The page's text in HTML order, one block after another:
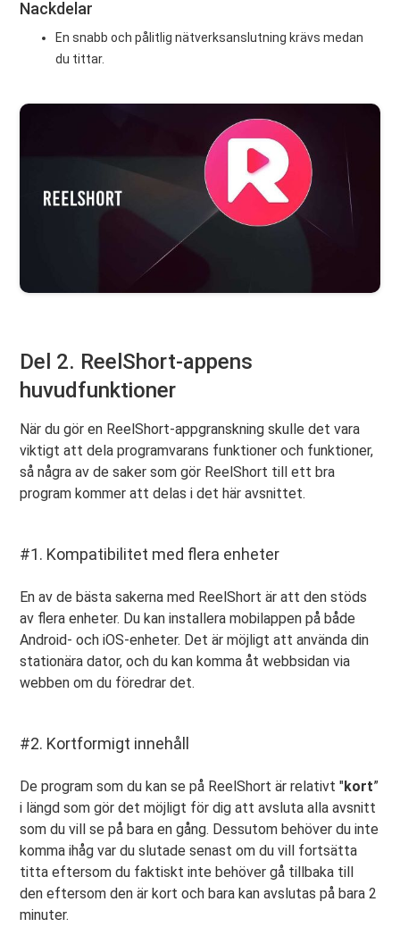
Nackdelar
En snabb och pålitlig nätverksanslutning krävs medan
du tittar.
Del 2. ReelShort-appens
huvudfunktioner
När du gör en ReelShort-appgranskning skulle det vara
viktigt att dela programvarans funktioner och funktioner,
så några av de saker som gör ReelShort till ett bra
program kommer att delas i det här avsnittet.
#1. Kompatibilitet med flera enheter
En av de bästa sakerna med ReelShort är att den stöds
av flera enheter. Du kan installera mobilappen på både
Android- och iOS-enheter. Det är möjligt att använda din
stationära dator, och du kan komma åt webbsidan via
webben om du föredrar det.
#2. Kortformigt innehåll
De program som du kan se på ReelShort är relativt "kort”
i längd som gör det möjligt för dig att avsluta alla avsnitt
som du vill se på bara en gång. Dessutom behöver du inte
komma ihåg var du slutade senast om du vill fortsätta
titta eftersom du faktiskt inte behöver gå tillbaka till
den eftersom den är kort och bara kan avslutas på bara 2
minuter.